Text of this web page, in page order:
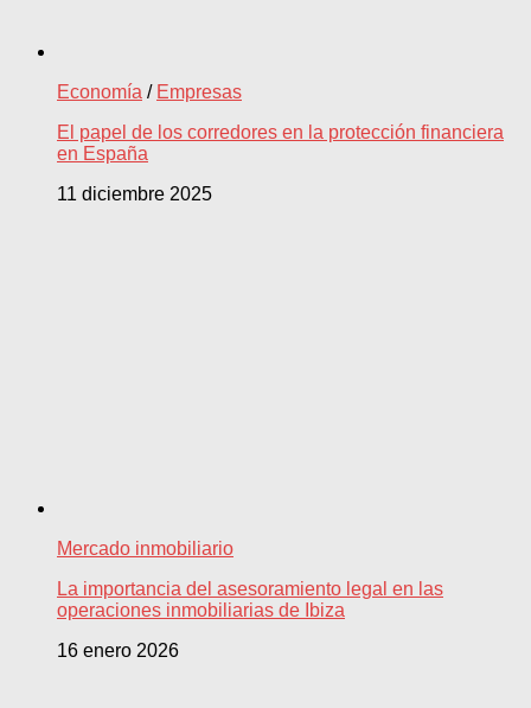
Economía / Empresas
El papel de los corredores en la protección financiera
en España
11 diciembre 2025
Mercado inmobiliario
La importancia del asesoramiento legal en las
operaciones inmobiliarias de Ibiza
16 enero 2026